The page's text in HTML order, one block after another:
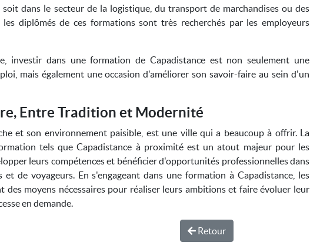
dans le secteur de la logistique, du transport de marchandises ou des
diplômés de ces formations sont très recherchés par les employeurs
investir dans une formation de Capadistance est non seulement une
mais également une occasion d'améliorer son savoir-faire au sein d'un
Entre Tradition et Modernité
et son environnement paisible, est une ville qui a beaucoup à offrir. La
tels que Capadistance à proximité est un atout majeur pour les
leurs compétences et bénéficier d'opportunités professionnelles dans
de voyageurs. En s'engageant dans une formation à Capadistance, les
des moyens nécessaires pour réaliser leurs ambitions et faire évoluer leur
en demande.
Retour